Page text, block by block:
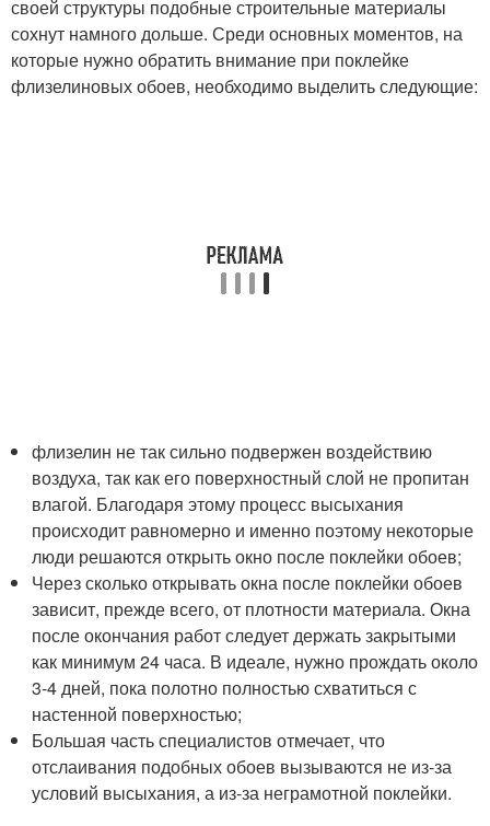
своей структуры подобные строительные материалы
сохнут намного дольше. Среди основных моментов, на
которые нужно обратить внимание при поклейке
флизелиновых обоев, необходимо выделить следующие:
флизелин не так сильно подвержен воздействию
воздуха, так как его поверхностный слой не пропитан
влагой. Благодаря этому процесс высыхания
происходит равномерно и именно поэтому некоторые
люди решаются открыть окно после поклейки обоев;
Через сколько открывать окна после поклейки обоев
зависит, прежде всего, от плотности материала. Окна
после окончания работ следует держать закрытыми
как минимум 24 часа. В идеале, нужно прождать около
3-4 дней, пока полотно полностью схватиться с
настенной поверхностью;
Большая часть специалистов отмечает, что
отслаивания подобных обоев вызываются не из-за
условий высыхания, а из-за неграмотной поклейки.